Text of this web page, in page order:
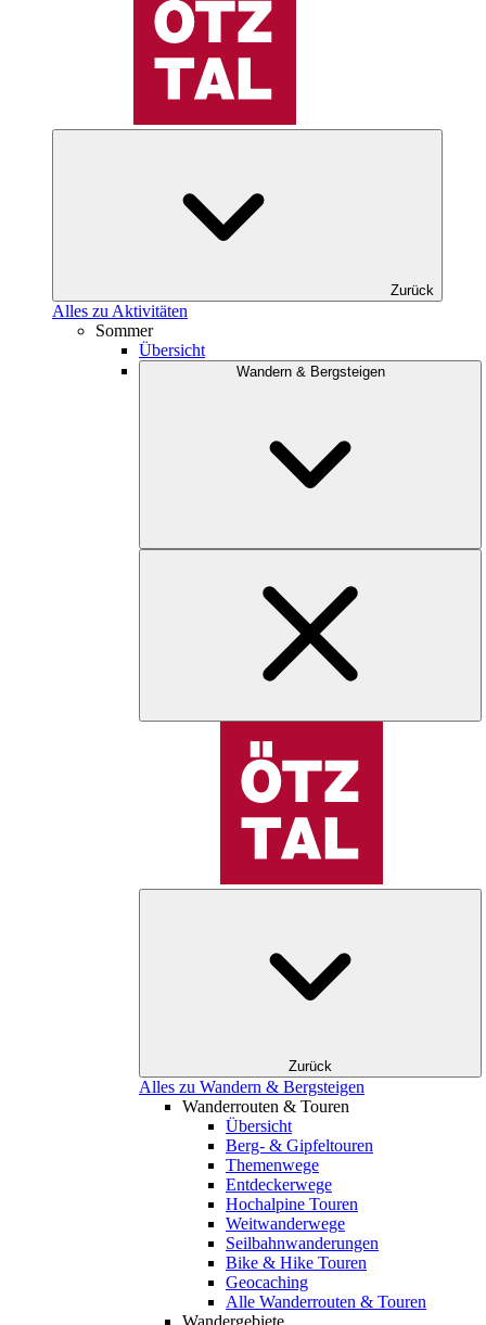
Zurück
Alles zu Aktivitäten
Sommer
Übersicht
Wandern & Bergsteigen
Zurück
Alles zu Wandern & Bergsteigen
Wanderrouten & Touren
Übersicht
Berg- & Gipfeltouren
Themenwege
Entdeckerwege
Hochalpine Touren
Weitwanderwege
Seilbahnwanderungen
Bike & Hike Touren
Geocaching
Alle Wanderrouten & Touren
Wandergebiete